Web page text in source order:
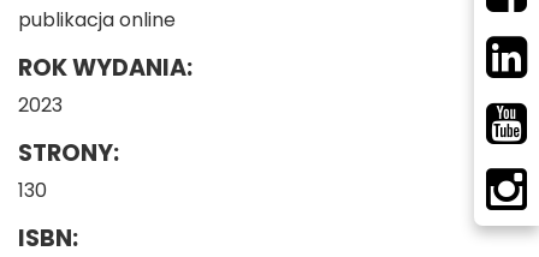
publikacja online
ROK WYDANIA:
2023
STRONY:
130
ISBN: